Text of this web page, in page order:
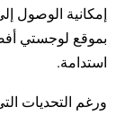
إمكانية الوصول
بموقع لوجستي
استدامة.
ورغم التحديات